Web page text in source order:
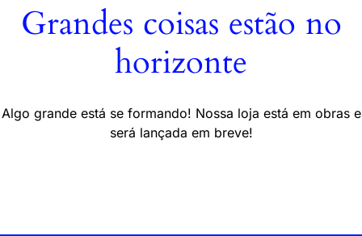
Grandes coisas estão no
horizonte
Algo grande está se formando! Nossa loja está em obras e
será lançada em breve!